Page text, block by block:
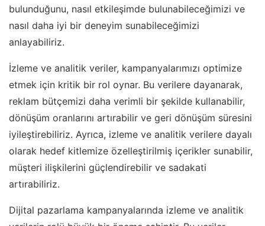
bulunduğunu, nasıl etkileşimde bulunabileceğimizi ve
nasıl daha iyi bir deneyim sunabileceğimizi
anlayabiliriz.
İzleme ve analitik veriler, kampanyalarımızı optimize
etmek için kritik bir rol oynar. Bu verilere dayanarak,
reklam bütçemizi daha verimli bir şekilde kullanabilir,
dönüşüm oranlarını artırabilir ve geri dönüşüm süresini
iyileştirebiliriz. Ayrıca, izleme ve analitik verilere dayalı
olarak hedef kitlemize özelleştirilmiş içerikler sunabilir,
müşteri ilişkilerini güçlendirebilir ve sadakati
artırabiliriz.
Dijital pazarlama kampanyalarında izleme ve analitik